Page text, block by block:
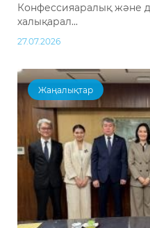
Конфессияаралық және
халықарал...
27.07.2026
Жаңалықтар